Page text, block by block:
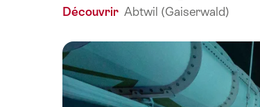
Découvrir Abtwil (Gaiserwald)